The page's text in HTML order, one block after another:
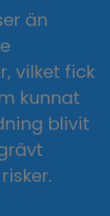
än
vilket fick
kunnat
blivit